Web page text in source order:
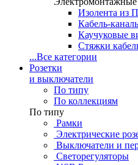
Изолента из
Кабель-
Каучуковые
Стяжки
...Все категории
Розетки
и выключатели
По типу
По коллекциям
По типу
Рамки
Электрические
Выключатели и
Светорегуляторы